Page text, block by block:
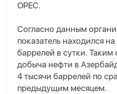
OPEC.
Согласно данным
показатель находился
баррелей в сутки. Таким
добыча нефти в
4 тысячи баррелей по
предыдущим месяцем.